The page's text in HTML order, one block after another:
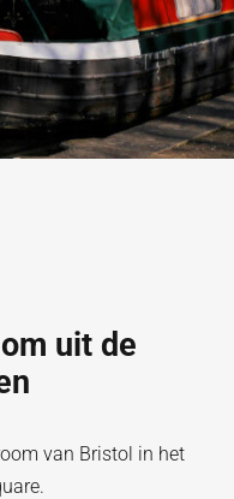
uit de
van Bristol in het